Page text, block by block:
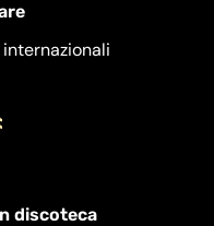
discoteca